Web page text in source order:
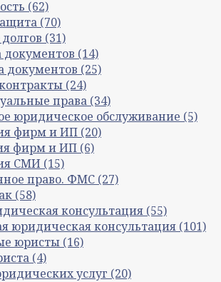
(62)
(70)
(31)
документов (14)
документов (25)
(24)
права (34)
юридическое обслуживание (5)
фирм и ИП (20)
фирм и ИП (6)
СМИ (15)
право. ФМС (27)
(58)
консультация (55)
юридическая консультация (101)
юристы (16)
(4)
услуг (20)